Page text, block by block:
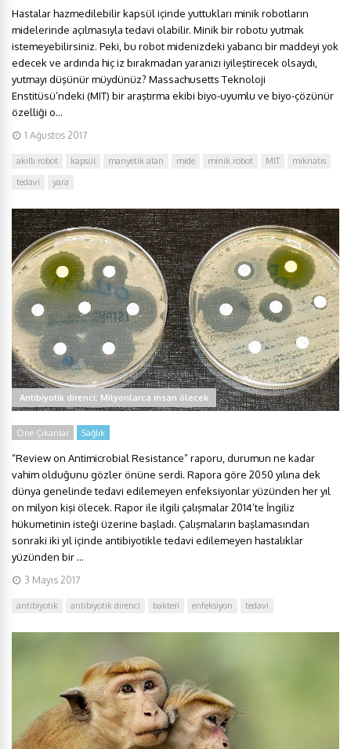
Hastalar hazmedilebilir kapsül içinde yuttukları minik robotların
midelerinde açılmasıyla tedavi olabilir. Minik bir robotu yutmak
istemeyebilirsiniz. Peki, bu robot midenizdeki yabancı bir maddeyi yok
edecek ve ardında hiç iz bırakmadan yaranızı iyileştirecek olsaydı,
yutmayı düşünür müydünüz? Massachusetts Teknoloji
Enstitüsü’ndeki (MIT) bir araştırma ekibi biyo-uyumlu ve biyo-çözünür
özelliği o...
1 Ağustos 2017
akıllı robot kapsül manyetik alan mide minik robot MIT
mıknatıs
tedavi
yara
Antibiyotik direnci: Milyonlarca insan ölecek
Öne Çıkanlar Sağlık
“Review on Antimicrobial Resistance” raporu, durumun ne kadar
vahim olduğunu gözler önüne serdi. Rapora göre 2050 yılına dek
dünya genelinde tedavi edilemeyen enfeksiyonlar yüzünden her yıl
on milyon kişi ölecek. Rapor ile ilgili çalışmalar 2014’te İngiliz
hükumetinin isteği üzerine başladı. Çalışmaların başlamasından
sonraki iki yıl içinde antibiyotikle tedavi edilemeyen hastalıklar
yüzünden bir ...
3 Mayıs 2017
antibiyotik antibiyotik direnci bakteri enfeksiyon tedavi